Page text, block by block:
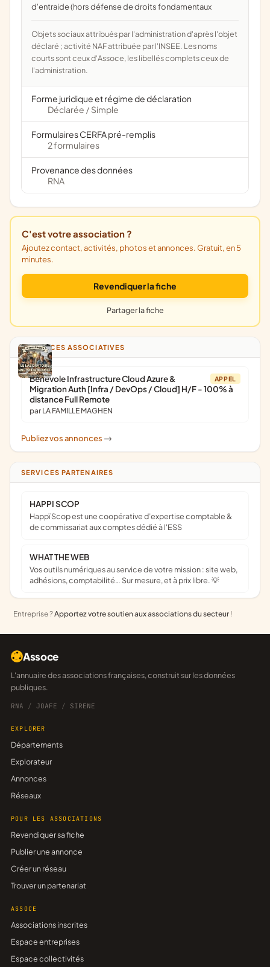
d'entraide (hors défense de droits fondamentaux
Objets sociaux attribués par l'administration d'après l'objet
déclaré ; activité NAF attribuée par l'INSEE. Les noms
courts sont ceux d'Assoce, les libellés complets ceux de
l'administration.
Forme juridique et régime de déclaration
Déclarée / Simple
Formulaires CERFA pré-remplis
2 formulaires
Provenance des données
RNA
C'est votre association ?
Ajoutez contact, activités, photos et annonces. Gratuit, en 5
minutes.
Revendiquer la fiche
Partager la fiche
ANNONCES ASSOCIATIVES
APPEL
Bénévole Infrastructure Cloud Azure &
Migration Auth [Infra / DevOps / Cloud] H/F - 100% à
distance Full Remote
par LA FAMILLE MAGHEN
Publiez vos annonces ->
SERVICES PARTENAIRES
HAPPI SCOP
Happï Scop est une coopérative d’expertise comptable &
de commissariat aux comptes dédié à l'ESS
WHAT THE WEB
Vos outils numériques au service de votre mission : site web,
adhésions, comptabilité… Sur mesure, et à prix libre. 💡
Entreprise ?Apportez votre soutien aux associations du secteur !
Assoce
L'annuaire des associations françaises, construit sur les données
publiques.
RNA / JOAFE / SIRENE
EXPLORER
Départements
Explorateur
Annonces
Réseaux
POUR LES ASSOCIATIONS
Revendiquer sa fiche
Publier une annonce
Créer un réseau
Trouver un partenariat
ASSOCE
Associations inscrites
Espace entreprises
Espace collectivités